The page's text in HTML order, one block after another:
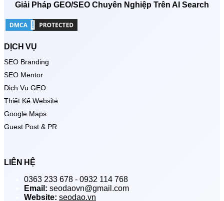
Giải Pháp GEO/SEO Chuyên Nghiệp Trên AI Search
DỊCH VỤ
SEO Branding
SEO Mentor
Dịch Vụ GEO
Thiết Kế Website
Google Maps
Guest Post & PR
LIÊN HỆ
0363 233 678 - 0932 114 768
Email: seodaovn@gmail.com
Website: seodao.vn